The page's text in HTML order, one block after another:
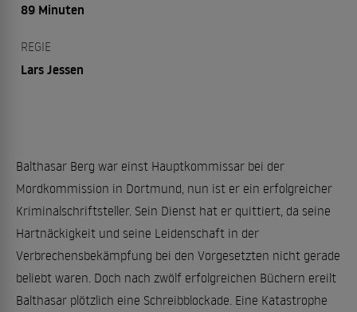
89 Minuten
REGIE
Lars Jessen
Balthasar Berg war einst Hauptkommissar bei der
Mordkommission in Dortmund, nun ist er ein erfolgreicher
Kriminalschriftsteller. Sein Dienst hat er quittiert, da seine
Hartnäckigkeit und seine Leidenschaft in der
Verbrechensbekämpfung bei den Vorgesetzten nicht gerade
beliebt waren. Doch nach zwölf erfolgreichen Büchern ereilt
Balthasar plötzlich eine Schreibblockade. Eine Katastrophe